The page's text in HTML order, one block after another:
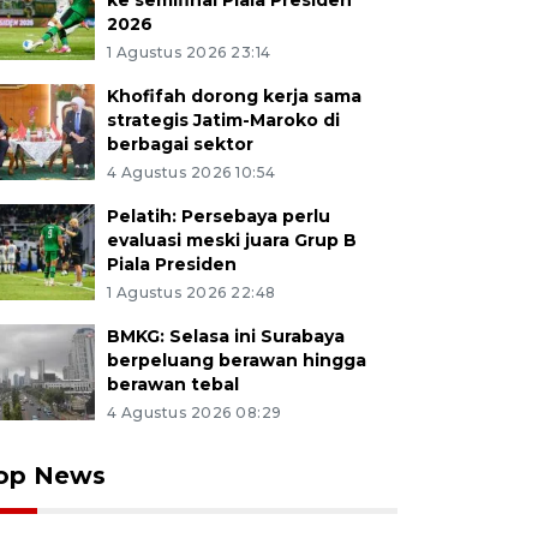
2026
1 Agustus 2026 23:14
Khofifah dorong kerja sama
strategis Jatim-Maroko di
berbagai sektor
4 Agustus 2026 10:54
Pelatih: Persebaya perlu
evaluasi meski juara Grup B
Piala Presiden
1 Agustus 2026 22:48
BMKG: Selasa ini Surabaya
berpeluang berawan hingga
berawan tebal
4 Agustus 2026 08:29
News